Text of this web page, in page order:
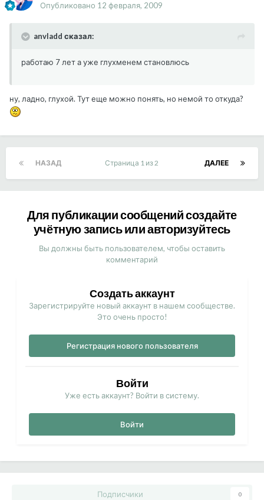
Опубликовано 12 февраля, 2009
anvladd сказал:
работаю 7 лет а уже глухменем становлюсь
ну, ладно, глухой. Тут еще можно понять, но немой то откуда?
НАЗАД ДАЛЕЕ
Страница 1 из 2
Для публикации сообщений создайте
учётную запись или авторизуйтесь
Вы должны быть пользователем, чтобы оставить
комментарий
Создать аккаунт
Зарегистрируйте новый аккаунт в нашем сообществе.
Это очень просто!
Регистрация нового пользователя
Войти
Уже есть аккаунт? Войти в систему.
Войти
Подписчики 0